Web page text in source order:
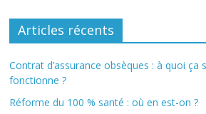
Articles récents
Contrat d’assurance obsèques : à quoi
fonctionne ?
Réforme du 100 % santé : où en est-on ?